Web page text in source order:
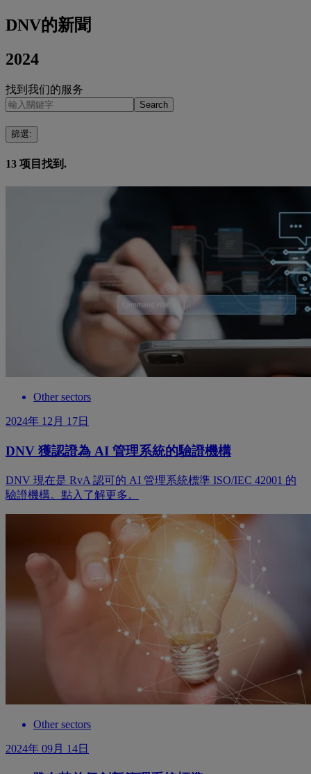
DNV的新聞
2024
找到我们的服务
Search
篩選:
13 项目找到.
Other sectors
2024年 12月 17日
DNV 獲認證為 AI 管理系統的驗證機構
DNV 現在是 RvA 認可的 AI 管理系統標準 ISO/IEC 42001 的
驗證機構。點入了解更多。
Other sectors
2024年 09月 14日